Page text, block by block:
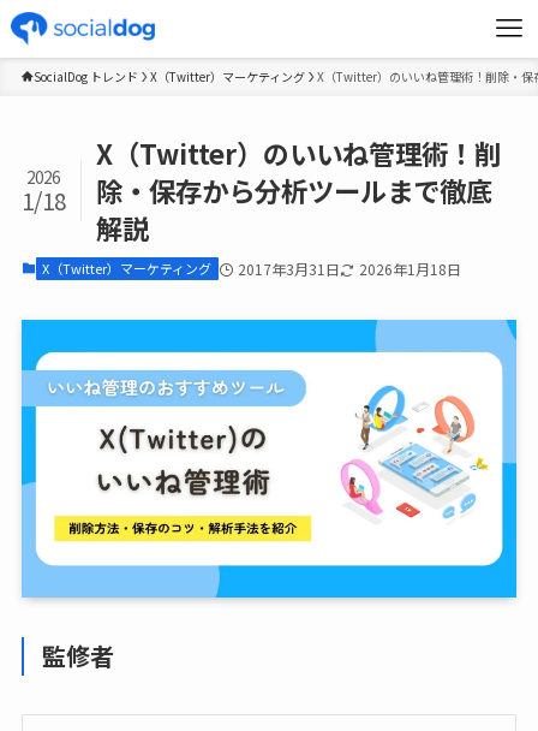
SocialDog トレンド X（Twitter）マーケティング X（Twitter）のいいね管理術！削除・
X（Twitter）のいいね管理術！削
除・保存から分析ツールまで徹底
解説
2026
1/18
X（Twitter）マーケティング 2017年3月31日 2026年1月18日
監修者